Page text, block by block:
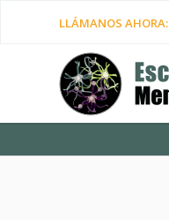
LLÁMANOS AHORA: